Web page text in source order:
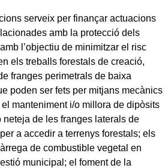
serveix per finançar actuacions
amb la protecció dels
l’objectiu de minimitzar el risc
els treballs forestals de creació,
franges perimetrals de baixa
poden ser fets per mitjans mecànics
el manteniment i/o millora de dipòsits
neteja de les franges laterals de
a accedir a terrenys forestals; els
de combustible vegetal en
municipal; el foment de la